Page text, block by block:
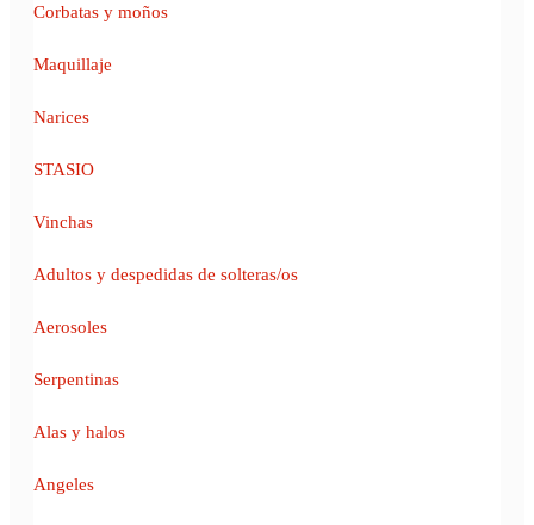
Corbatas y moños
Maquillaje
Narices
STASIO
Vinchas
Adultos y despedidas de solteras/os
Aerosoles
Serpentinas
Alas y halos
Angeles